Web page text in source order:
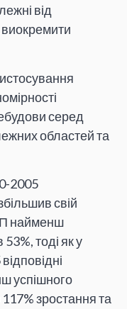
від
серед
областей та
2005
свій
найменш
тоді як у
успішного
117% зростання та